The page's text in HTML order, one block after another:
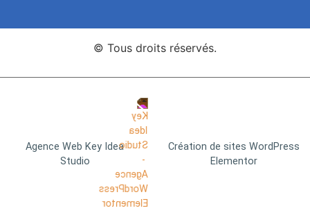
© Tous droits réservés.
Agence Web Key Idea
Studio
Création de sites WordPress
Elementor